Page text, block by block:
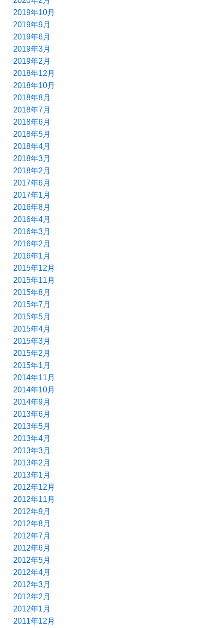
2019年10月
2019年9月
2019年6月
2019年3月
2019年2月
2018年12月
2018年10月
2018年8月
2018年7月
2018年6月
2018年5月
2018年4月
2018年3月
2018年2月
2017年6月
2017年1月
2016年8月
2016年4月
2016年3月
2016年2月
2016年1月
2015年12月
2015年11月
2015年8月
2015年7月
2015年5月
2015年4月
2015年3月
2015年2月
2015年1月
2014年11月
2014年10月
2014年9月
2013年6月
2013年5月
2013年4月
2013年3月
2013年2月
2013年1月
2012年12月
2012年11月
2012年9月
2012年8月
2012年7月
2012年6月
2012年5月
2012年4月
2012年3月
2012年2月
2012年1月
2011年12月